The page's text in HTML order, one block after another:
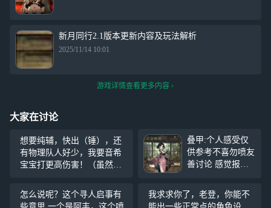
新月同行2.1版本更新内容及玩法解析
2025/11/14 10:01
游戏详情查看更多内容
大家在讨论
想要纯辅，快出（锤），还
有物理队人好少，我要音希
宝宝打更高伤害！（虽然知
友吧）
叠甲:个人感受仅
供参考不喜勿喷友
善讨论 感觉报
mm 剧情节奏不知
所云，没什么让人
怎么说呢？这个寻人启事有
我求求你了，老登，你能不